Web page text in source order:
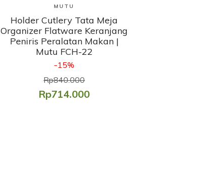
Lihat Produk
MUTU
​Holder Cutlery Tata Meja
Organizer Flatware Keranjang
Peniris Peralatan Makan |
Mutu FCH-22
-15%
Rp840.000
Rp714.000